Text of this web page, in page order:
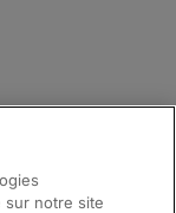
sur notre site